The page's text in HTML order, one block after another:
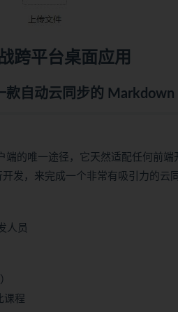
跨平台桌面应用
款自动云同步的
端的唯一途径，它天然适配任何前
发，来完成一个非常有吸引力的云
人员
课程